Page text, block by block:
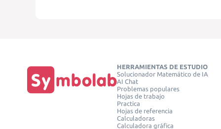
HERRAMIENTAS DE ESTUDIO
Solucionador Matemático de IA
AI Chat
Problemas populares
Hojas de trabajo
Practica
Hojas de referencia
Calculadoras
Calculadora gráfica